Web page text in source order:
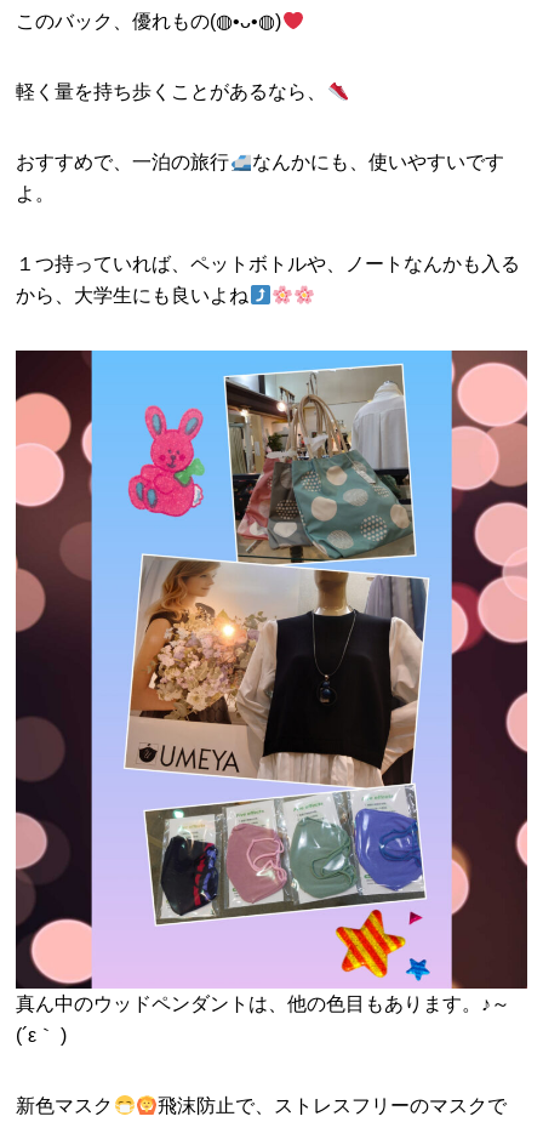
このバック、優れもの(◍•ᴗ•◍)
軽く量を持ち歩くことがあるなら、
おすすめで、一泊の旅行
なんかにも、使いやすいです
よ。
１つ持っていれば、ペットボトルや、ノートなんかも入る
から、大学生にも良いよね
真ん中のウッドペンダントは、他の色目もあります。♪～
(´ε｀ )
新色マスク
飛沫防止で、ストレスフリーのマスクで